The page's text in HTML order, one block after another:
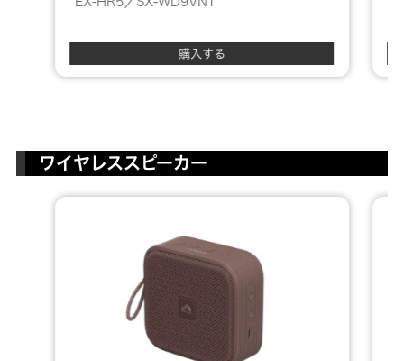
購入する
ワイヤレススピーカー